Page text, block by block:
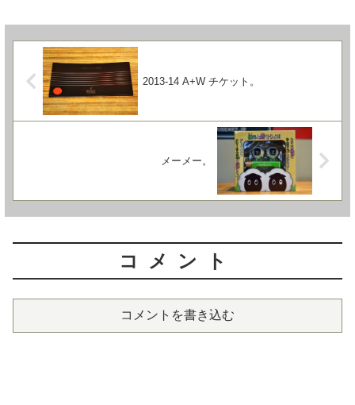
2013-14 A+W チケット。
メーメー。
コメント
コメントを書き込む